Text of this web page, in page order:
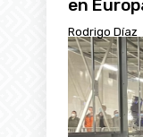
en
Rodrigo Díaz